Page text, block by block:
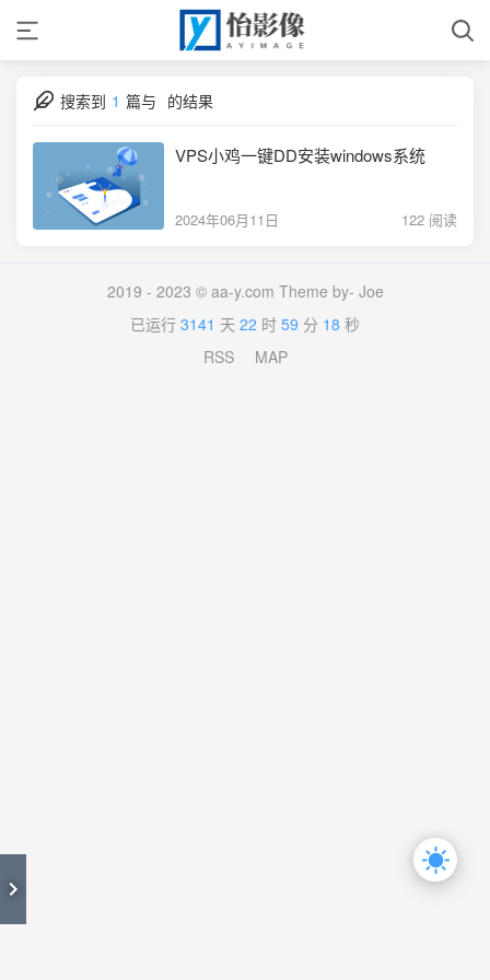
搜索到 1 篇与 的结果
VPS小鸡一键DD安装windows系统
2024年06月11日 122 阅读
2019 - 2023 © aa-y.com Theme by- Joe
已运行 3141 天 22 时 59 分 18 秒
RSS
MAP